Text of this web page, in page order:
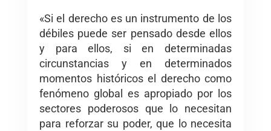
«Si el derecho es un instrumento de los
débiles puede ser pensado desde ellos
y para ellos, si en determinadas
circunstancias y en determinados
momentos históricos el derecho como
fenómeno global es apropiado por los
sectores poderosos que lo necesitan
para reforzar su poder, que lo necesita